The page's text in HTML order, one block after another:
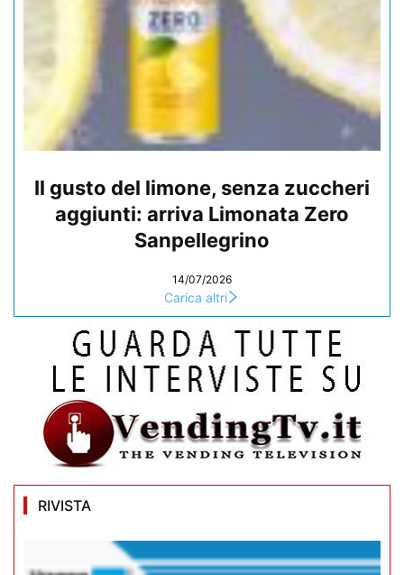
Il gusto del limone, senza zuccheri
aggiunti: arriva Limonata Zero
Sanpellegrino
14/07/2026
Carica altri
RIVISTA